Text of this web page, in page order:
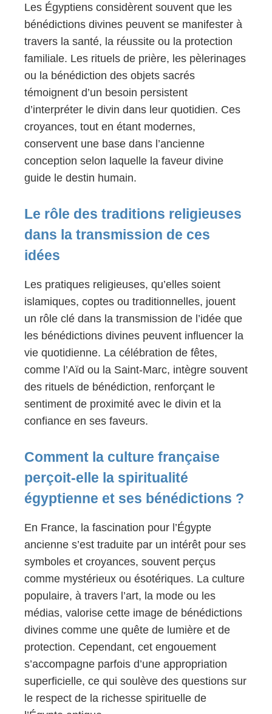
Les Égyptiens considèrent souvent que les
bénédictions divines peuvent se manifester à
travers la santé, la réussite ou la protection
familiale. Les rituels de prière, les pèlerinages
ou la bénédiction des objets sacrés
témoignent d’un besoin persistent
d’interpréter le divin dans leur quotidien. Ces
croyances, tout en étant modernes,
conservent une base dans l’ancienne
conception selon laquelle la faveur divine
guide le destin humain.
Le rôle des traditions religieuses
dans la transmission de ces
idées
Les pratiques religieuses, qu’elles soient
islamiques, coptes ou traditionnelles, jouent
un rôle clé dans la transmission de l’idée que
les bénédictions divines peuvent influencer la
vie quotidienne. La célébration de fêtes,
comme l’Aïd ou la Saint-Marc, intègre souvent
des rituels de bénédiction, renforçant le
sentiment de proximité avec le divin et la
confiance en ses faveurs.
Comment la culture française
perçoit-elle la spiritualité
égyptienne et ses bénédictions ?
En France, la fascination pour l’Égypte
ancienne s’est traduite par un intérêt pour ses
symboles et croyances, souvent perçus
comme mystérieux ou ésotériques. La culture
populaire, à travers l’art, la mode ou les
médias, valorise cette image de bénédictions
divines comme une quête de lumière et de
protection. Cependant, cet engouement
s’accompagne parfois d’une appropriation
superficielle, ce qui soulève des questions sur
le respect de la richesse spirituelle de